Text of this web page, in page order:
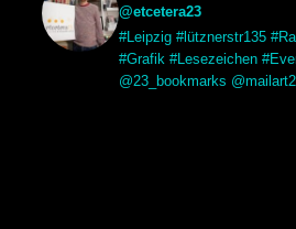
@etcetera23
#Leipzig #lütznerstr135
#Grafik #Lesezeichen
@23_bookmarks